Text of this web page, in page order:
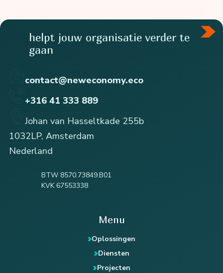
helpt jouw organisatie verder te
gaan
contact@neweconomy.eco
+316 41 333 889
Johan van Hasseltkade 255b
1032LP, Amsterdam
Nederland
BTW 8570.73849.B01
KVK 67553338
Menu
Oplossingen
Diensten
Projecten